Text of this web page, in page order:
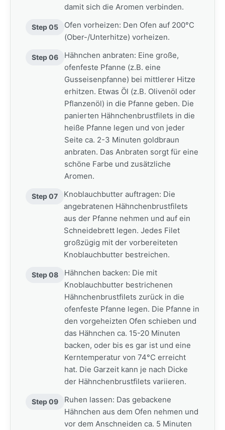
damit sich die Aromen verbinden.
Step 05
Ofen vorheizen: Den Ofen auf 200°C
(Ober-/Unterhitze) vorheizen.
Step 06
Hähnchen anbraten: Eine große,
ofenfeste Pfanne (z.B. eine
Gusseisenpfanne) bei mittlerer Hitze
erhitzen. Etwas Öl (z.B. Olivenöl oder
Pflanzenöl) in die Pfanne geben. Die
panierten Hähnchenbrustfilets in die
heiße Pfanne legen und von jeder
Seite ca. 2-3 Minuten goldbraun
anbraten. Das Anbraten sorgt für eine
schöne Farbe und zusätzliche
Aromen.
Step 07
Knoblauchbutter auftragen: Die
angebratenen Hähnchenbrustfilets
aus der Pfanne nehmen und auf ein
Schneidebrett legen. Jedes Filet
großzügig mit der vorbereiteten
Knoblauchbutter bestreichen.
Step 08
Hähnchen backen: Die mit
Knoblauchbutter bestrichenen
Hähnchenbrustfilets zurück in die
ofenfeste Pfanne legen. Die Pfanne in
den vorgeheizten Ofen schieben und
das Hähnchen ca. 15-20 Minuten
backen, oder bis es gar ist und eine
Kerntemperatur von 74°C erreicht
hat. Die Garzeit kann je nach Dicke
der Hähnchenbrustfilets variieren.
Step 09
Ruhen lassen: Das gebackene
Hähnchen aus dem Ofen nehmen und
vor dem Anschneiden ca. 5 Minuten